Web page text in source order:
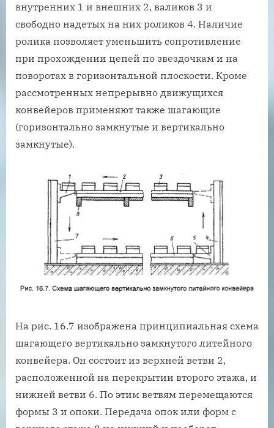
внутренних 1 и внешних 2, валиков 3 и
свободно надетых на них роликов 4. Наличие
ролика позволяет уменьшить сопротивление
при прохождении цепей по звездочкам и на
поворотах в горизонтальной плоскости. Кроме
рассмотренных непрерывно движущихся
конвейеров применяют также шагающие
(горизонтально замкнутые и вертикально
замкнутые).
На рис. 16.7 изображена принципиальная схема
шагающего вертикально замкнутого литейного
конвейера. Он состоит из верхней ветви 2,
расположенной на перекрытии второго этажа, и
нижней ветви 6. По этим ветвям перемещаются
формы 3 и опоки. Передача опок или форм с